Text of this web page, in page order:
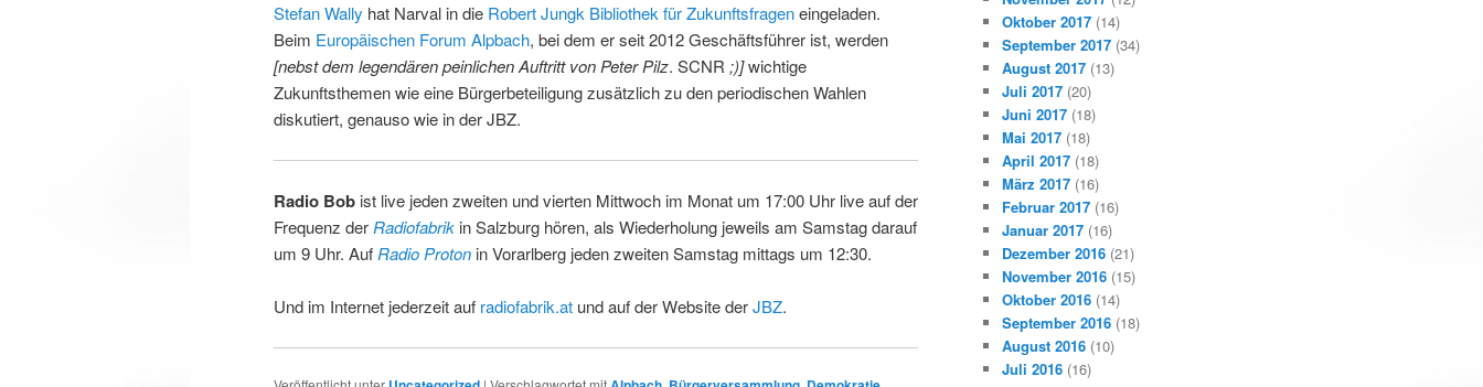
Stefan Wally hat Narval in die Robert Jungk Bibliothek für Zukunftsfrageneingeladen.
Beim Europäischen Forum Alpbach, bei dem er seit 2012 Geschäftsführer ist, werden
[nebst dem legendären peinlichen Auftritt von Peter Pilz. SCNR ;)]wichtige
Zukunftsthemen wie eine Bürgerbeteiligung zusätzlich zu den periodischen Wahlen
diskutiert, genauso wie in der JBZ.
Radio Bob ist live jeden zweiten und vierten Mittwoch im Monat um 17:00 Uhr live auf der
Frequenz der Radiofabrik in Salzburg hören, als Wiederholung jeweils am Samstag darauf
um 9 Uhr. Auf Radio Proton in Vorarlberg jeden zweiten Samstag mittags um 12:30.
Und im Internet jederzeit auf radiofabrik.at und auf der Website derJBZ.
Oktober 2017 (14)
September 2017 (34)
August 2017 (13)
Juli 2017 (20)
Juni 2017 (18)
Mai 2017 (18)
April 2017 (18)
März 2017 (16)
Februar 2017 (16)
Januar 2017 (16)
Dezember 2016 (21)
November 2016 (15)
Oktober 2016 (14)
September 2016 (18)
August 2016 (10)
Juli 2016 (16)